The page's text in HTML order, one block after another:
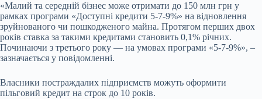
«Малий та середній бізнес може отримати до 150 млн грн у
рамках програми «Доступні кредити 5-7-9%» на відновлення
зруйнованого чи пошкодженого майна. Протягом перших двох
років ставка за такими кредитами становить 0,1% річних.
Починаючи з третього року — на умовах програми «5-7-9%», –
зазначається у повідомленні.
Власники постраждалих підприємств можуть оформити
пільговий кредит на строк до 10 років.